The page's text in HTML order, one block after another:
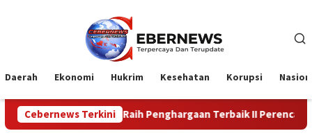
Daerah Ekonomi Hukrim Kesehatan Korupsi
Cebernews Terkini
Raih Penghargaan Terbaik II Perencanaan dan Pencapaian